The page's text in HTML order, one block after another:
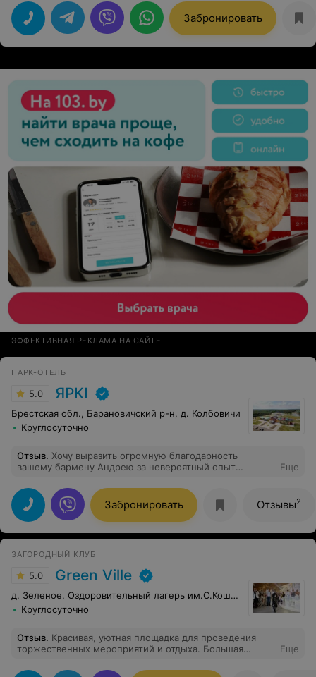
собакой без проблем. Номер студио достаточно
большой и теплый. Нас все устроило. Питание выше
всяких похвал. Ирине Николаевне отдельное спасибо
за теплоту общения и вкусную еду. Природа шикарная,
а воздухом не возможно надышаться. Озеро в шаговой
показалось раем.
Забронировать
ЭФФЕКТИВНАЯ РЕКЛАМА НА САЙТЕ
ПАРК-ОТЕЛЬ
5.0 ЯРКI
Брестская обл., Барановичский р-н, д. Колбовичи
Круглосуточно
Отзыв. Хочу выразить огромную благодарность
вашему бармену Андрею за невероятный опыт
была не просто дегустация напитков, а настоящее
погружение в мир вкусов и ароматов. Бармен так
увлеченно и профессионально рассказывал о каждой
настойке, о её составе, истории создания, о том, какие
нотки в ней можно уловить – это было действительно
интересного! Спасибо за такую чуткую подачу и
индивидуальный подход. Настоящий мастер своего
дела!
Еще
Забронировать Отзывы2
ЗАГОРОДНЫЙ КЛУБ
5.0 Green Ville
д. Зеленое. Оздоровительный лагерь им.О.Кошевого.
Круглосуточно
Отзыв. Красивая, уютная площадка для проведения
торжественных мероприятий и отдыха. Большая
площадкой, батуты и др.
Еще